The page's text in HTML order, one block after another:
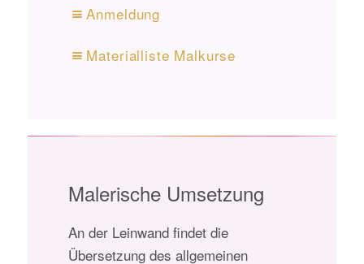
Anmeldung
Materialliste Malkurse
Malerische Umsetzung
An der Leinwand findet die
Übersetzung des allgemeinen